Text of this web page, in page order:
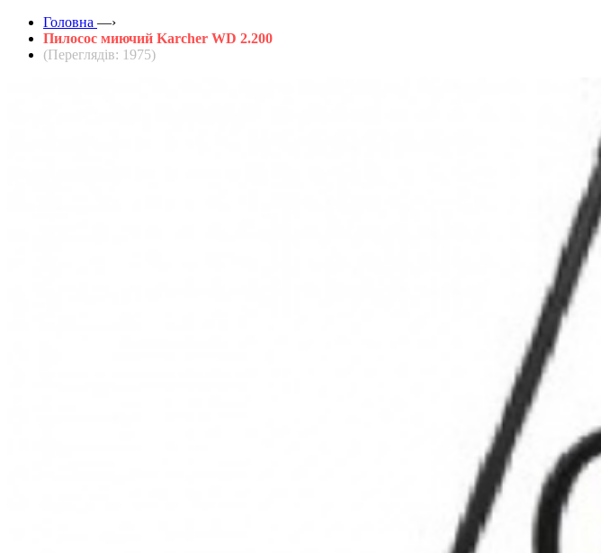
Головна —›
Пилосос миючий Karcher WD 2.200
(Переглядів: 1975)